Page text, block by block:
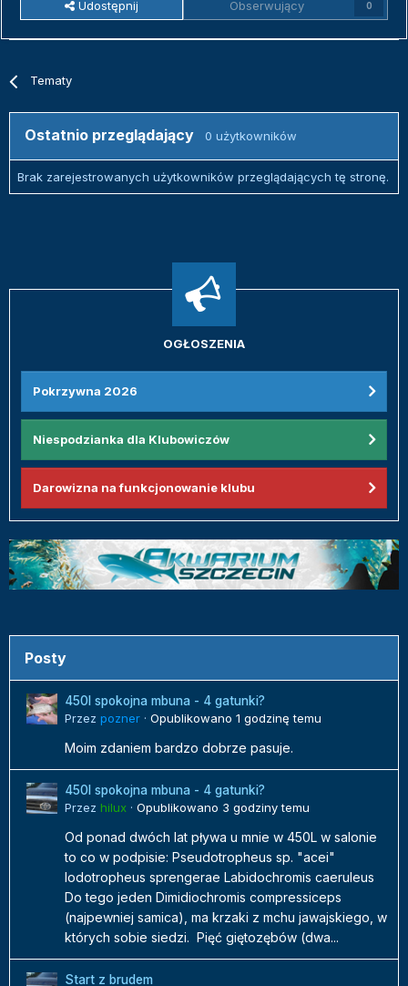
Udostępnij Obserwujący 0
Tematy
Ostatnio przeglądający 0 użytkowników
Brak zarejestrowanych użytkowników przeglądających tę stronę.
OGŁOSZENIA
Pokrzywna 2026
Niespodzianka dla Klubowiczów
Darowizna na funkcjonowanie klubu
Posty
450l spokojna mbuna - 4 gatunki?
Przez pozner · Opublikowano 1 godzinę temu
Moim zdaniem bardzo dobrze pasuje.
450l spokojna mbuna - 4 gatunki?
Przez hilux · Opublikowano 3 godziny temu
Od ponad dwóch lat pływa u mnie w 450L w salonie
to co w podpisie: Pseudotropheus sp. "acei"
Iodotropheus sprengerae Labidochromis caeruleus
Do tego jeden Dimidiochromis compressiceps
(najpewniej samica), ma krzaki z mchu jawajskiego, w
których sobie siedzi. Pięć giętozębów (dwa...
Start z brudem